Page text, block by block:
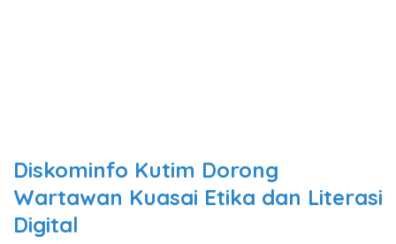
Diskominfo Kutim Dorong
Wartawan Kuasai Etika dan Literasi
Digital